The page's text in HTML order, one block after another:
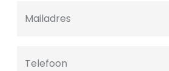
Mailadres
Telefoon